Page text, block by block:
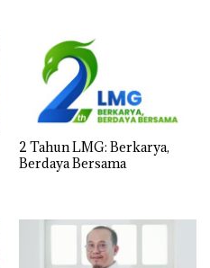
2 Tahun LMG: Berkarya,
Berdaya Bersama